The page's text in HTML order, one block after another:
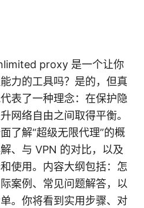
proxy 是一个让你
力的工具吗？是的，但真
表了一种理念：在保护隐
网络自由之间取得平衡。
了解“超级无限代理”的概
、与 VPN 的对比，以及
使用。内容大纲包括：怎
案例、常见问题解答，以
。你将看到实用步骤、对